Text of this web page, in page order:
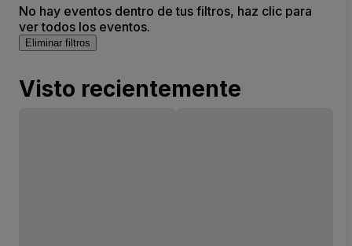
No hay eventos dentro de tus filtros, haz clic para
ver todos los eventos.
Eliminar filtros
Visto recientemente